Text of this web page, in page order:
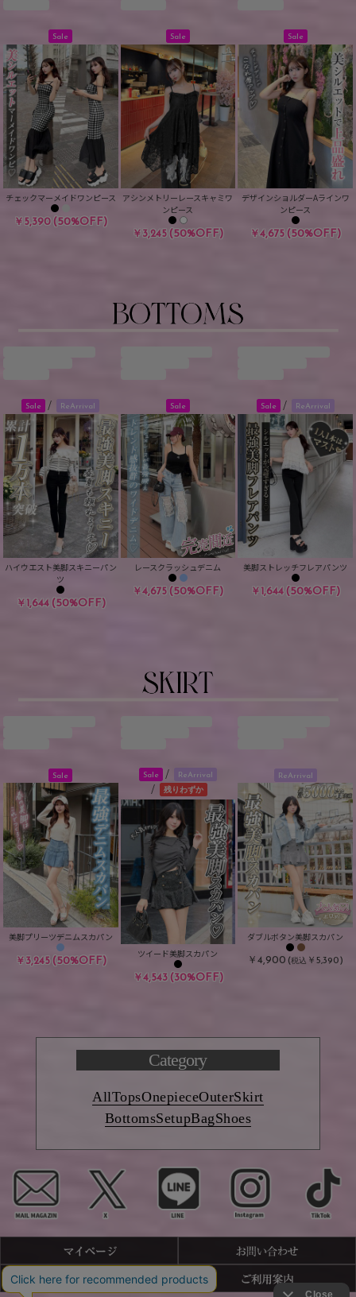
Sale
チェックマーメイドワンピース
￥5,390(50%OFF)
Sale
アシンメトリーレースキャミワ
ンピース
￥3,245(50%OFF)
Sale
デザインショルダーAラインワ
ンピース
￥4,675(50%OFF)
Sale / ReArrival
ハイウエスト美脚スキニーパン
ツ
￥1,644(50%OFF)
Sale
レースクラッシュデニム
￥4,675(50%OFF)
Sale / ReArrival
美脚ストレッチフレアパンツ
￥1,644(50%OFF)
Sale
美脚プリーツデニムスカパン
￥3,245(50%OFF)
Sale / ReArrival
/ 残りわずか
ツイード美脚スカパン
￥4,543(30%OFF)
ReArrival
ダブルボタン美脚スカパン
￥4,900 (税込 ￥5,390)
Category
AllTopsOnepieceOuterSkirt
BottomsSetupBagShoes